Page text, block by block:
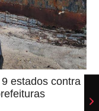
estados contra